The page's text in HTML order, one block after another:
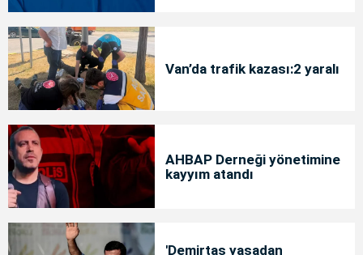
Van’da trafik kazası:2 yaralı
AHBAP Derneği yönetimine
kayyım atandı
'Demirtaş yasadan